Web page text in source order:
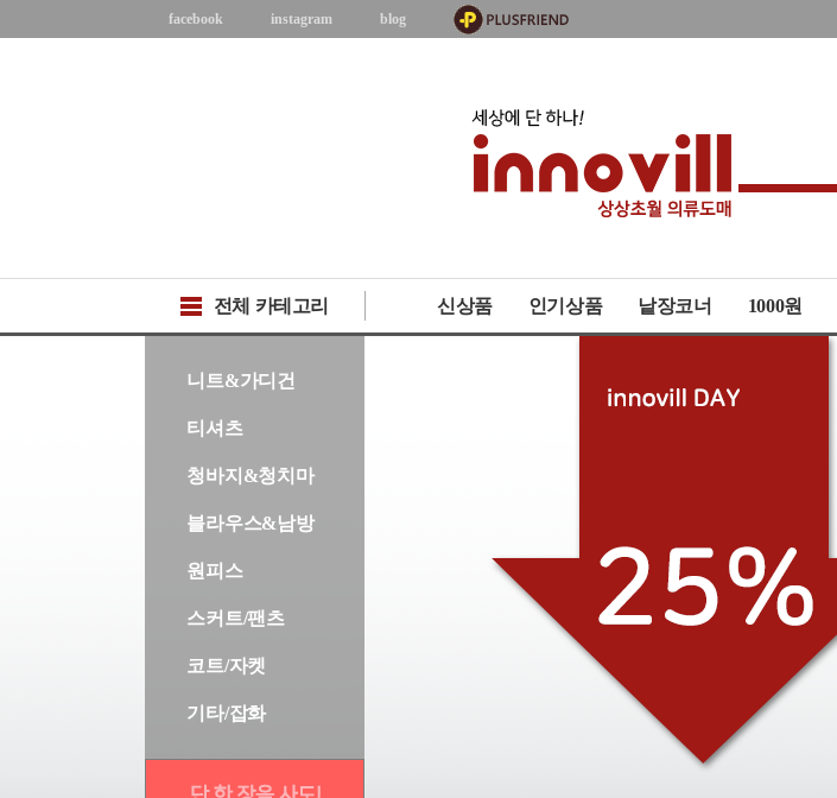
facebook instagram blog
전체 카테고리 신상품 인기상품 낱장코너 1000원
니트&가디건
티셔츠
청바지&청치마
블라우스&남방
원피스
스커트/팬츠
코트/자켓
기타/잡화